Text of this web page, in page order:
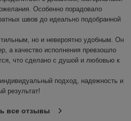
Особенно порадовало
швов до идеально подобранной
но и невероятно удобным. Он
а качество исполнения превзошло
что сделано с душой и любовью к
подход, надежность и
результат!
все отзывы